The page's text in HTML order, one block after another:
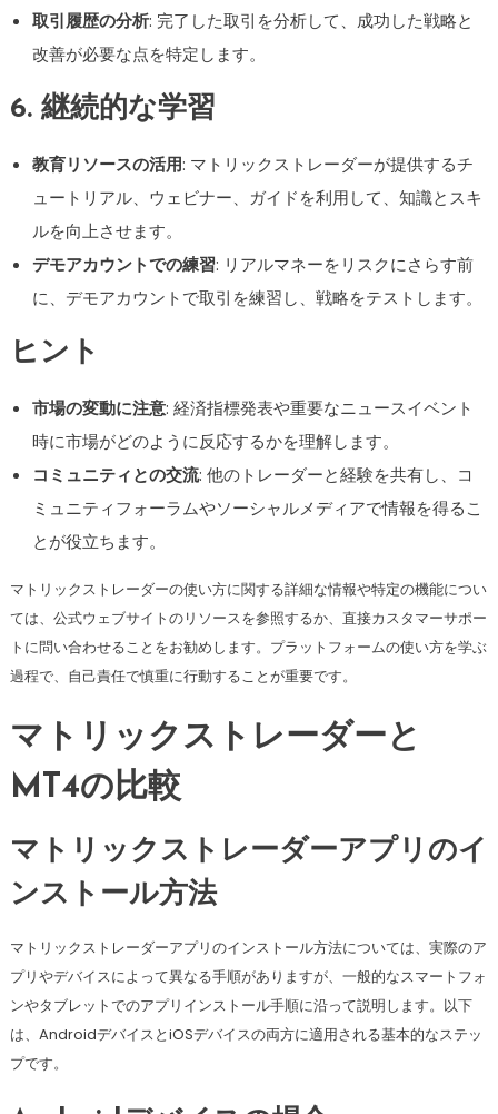
取引履歴の分析: 完了した取引を分析して、成功した戦略と
改善が必要な点を特定します。
6. 継続的な学習
教育リソースの活用: マトリックストレーダーが提供するチ
ュートリアル、ウェビナー、ガイドを利用して、知識とスキ
ルを向上させます。
デモアカウントでの練習: リアルマネーをリスクにさらす前
に、デモアカウントで取引を練習し、戦略をテストします。
ヒント
市場の変動に注意: 経済指標発表や重要なニュースイベント
時に市場がどのように反応するかを理解します。
コミュニティとの交流: 他のトレーダーと経験を共有し、コ
ミュニティフォーラムやソーシャルメディアで情報を得るこ
とが役立ちます。
マトリックストレーダーの使い方に関する詳細な情報や特定の機能につい
ては、公式ウェブサイトのリソースを参照するか、直接カスタマーサポー
トに問い合わせることをお勧めします。プラットフォームの使い方を学ぶ
過程で、自己責任で慎重に行動することが重要です。
マトリックストレーダーと
MT4の比較
マトリックストレーダーアプリのイ
ンストール方法
マトリックストレーダーアプリのインストール方法については、実際のア
プリやデバイスによって異なる手順がありますが、一般的なスマートフォ
ンやタブレットでのアプリインストール手順に沿って説明します。以下
は、AndroidデバイスとiOSデバイスの両方に適用される基本的なステッ
プです。